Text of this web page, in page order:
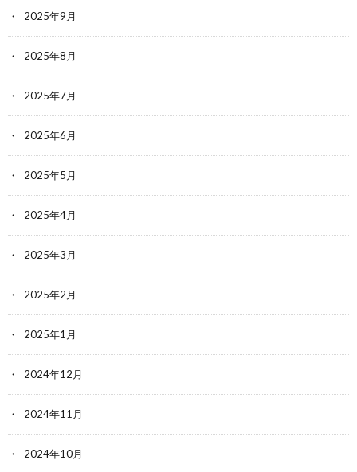
2025年9月
2025年8月
2025年7月
2025年6月
2025年5月
2025年4月
2025年3月
2025年2月
2025年1月
2024年12月
2024年11月
2024年10月